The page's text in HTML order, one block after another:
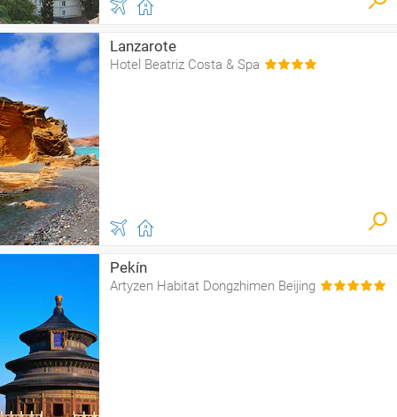
Lanzarote
Hotel Beatriz Costa & Spa
Pekín
Artyzen Habitat Dongzhimen Beijing